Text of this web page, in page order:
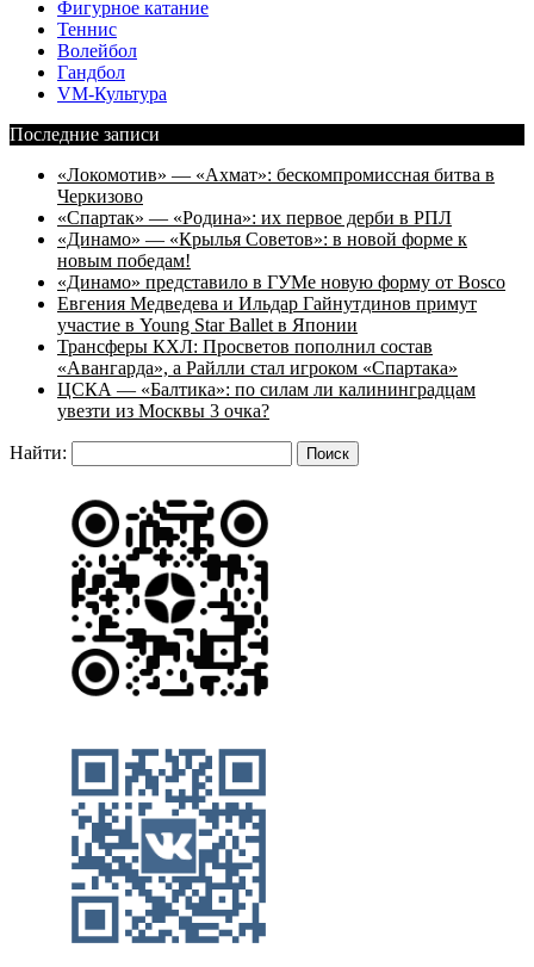
Фигурное катание
Теннис
Волейбол
Гандбол
VM-Культура
Последние записи
«Локомотив» — «Ахмат»: бескомпромиссная битва в
Черкизово
«Спартак» — «Родина»: их первое дерби в РПЛ
«Динамо» — «Крылья Советов»: в новой форме к
новым победам!
«Динамо» представило в ГУМе новую форму от Bosco
Евгения Медведева и Ильдар Гайнутдинов примут
участие в Young Star Ballet в Японии
Трансферы КХЛ: Просветов пополнил состав
«Авангарда», а Райлли стал игроком «Спартака»
ЦСКА — «Балтика»: по силам ли калининградцам
увезти из Москвы 3 очка?
Найти: